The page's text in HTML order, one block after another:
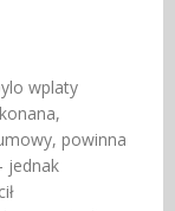
wplaty
powinna
jednak